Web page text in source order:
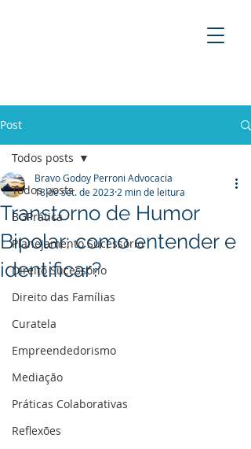
Post
Todos posts
BGPrática
Planejamento Sucessório
Direito Sucessório
Direito das Famílias
Curatela
Empreendedorismo
Mediaçāo
Práticas Colaborativas
Reflexões
Todos posts
Transtorno de Humor
Bipolar: como entender e
identificar?
Bravo Godoy Perroni Advocacia
18 de set. de 2023 2 min de leitura